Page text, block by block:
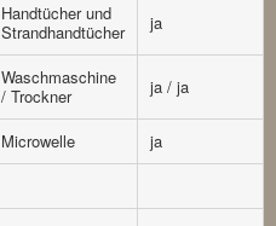
Handtücher und
Strandhandtücher
ja
Waschmaschine
/ Trockner
ja / ja
Microwelle
ja